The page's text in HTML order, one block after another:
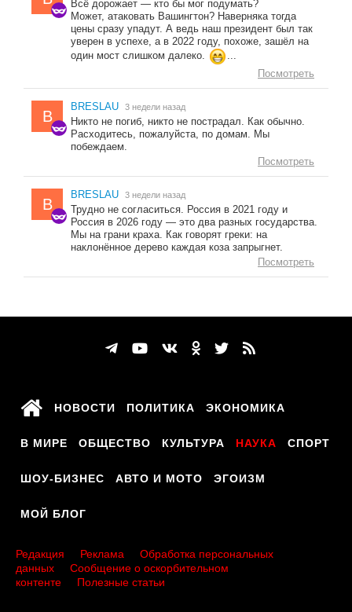
Всё дорожает — кто бы мог подумать?
Может, атаковать Вашингтон? Наверняка тогда
цены сразу упадут. А ведь наш президент был так
уверен в успехе, а в 2022 году, похоже, зашёл на
один мост слишком далеко.
...
Посмотреть
B
BRESLAU 3 недели назад
Никто не погиб, никто не пострадал. Как обычно.
Расходитесь, пожалуйста, по домам. Мы
побеждаем.
Посмотреть
B
BRESLAU 3 недели назад
Трудно не согласиться. Россия в 2021 году и
Россия в 2026 году — это два разных государства.
Мы на грани краха. Как говорят греки: на
наклонённое дерево каждая коза запрыгнет.
Посмотреть
НОВОСТИ ПОЛИТИКА ЭКОНОМИКА
В МИРЕ ОБЩЕСТВО КУЛЬТУРА НАУКА СПОРТ
ШОУ-БИЗНЕС АВТО И МОТО ЭГОИЗМ
МОЙ БЛОГ
Редакция Реклама
Обработка персональных
данных
Сообщение о оскорбительном
контенте
Полезные статьи